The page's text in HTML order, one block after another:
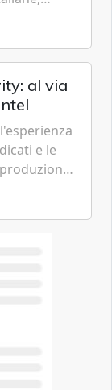
di
al via
e le